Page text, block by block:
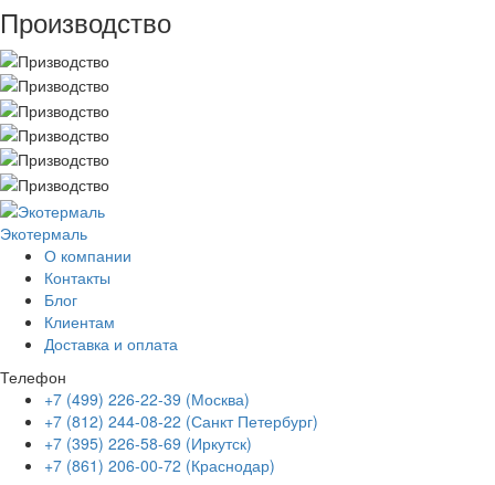
Производство
Экотермаль
О компании
Контакты
Блог
Клиентам
Доставка и оплата
Телефон
+7 (499) 226-22-39 (Москва)
+7 (812) 244-08-22 (Санкт Петербург)
+7 (395) 226-58-69 (Иркутск)
+7 (861) 206-00-72 (Краснодар)